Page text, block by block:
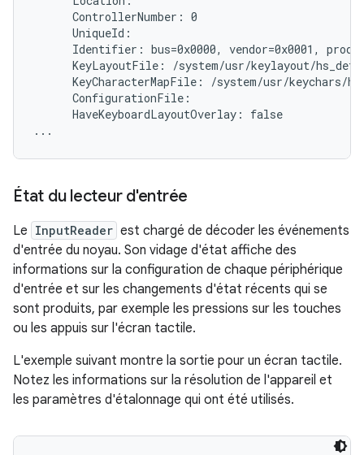
      ControllerNumber: 0
      UniqueId:
Identifier: bus=0x0000, vendor=0x0001,
KeyLayoutFile: /system/usr/keylayout/
KeyCharacterMapFile: /system/usr/keychars/
      ConfigurationFile:
      HaveKeyboardLayoutOverlay: false
État du lecteur d'entrée
Le InputReader est chargé de décoder les événements
d'entrée du noyau. Son vidage d'état affiche des
informations sur la configuration de chaque périphérique
d'entrée et sur les changements d'état récents qui se
sont produits, par exemple les pressions sur les touches
ou les appuis sur l'écran tactile.
L'exemple suivant montre la sortie pour un écran tactile.
Notez les informations sur la résolution de l'appareil et
les paramètres d'étalonnage qui ont été utilisés.